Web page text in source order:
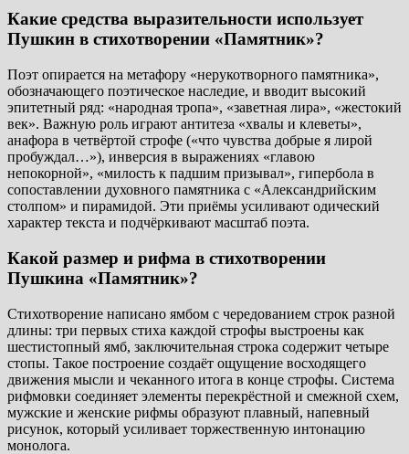
Какие средства выразительности использует
Пушкин в стихотворении «Памятник»?
Поэт опирается на метафору «нерукотворного памятника»,
обозначающего поэтическое наследие, и вводит высокий
эпитетный ряд: «народная тропа», «заветная лира», «жестокий
век». Важную роль играют антитеза «хвалы и клеветы»,
анафора в четвёртой строфе («что чувства добрые я лирой
пробуждал…»), инверсия в выражениях «главою
непокорной», «милость к падшим призывал», гипербола в
сопоставлении духовного памятника с «Александрийским
столпом» и пирамидой. Эти приёмы усиливают одический
характер текста и подчёркивают масштаб поэта.
Какой размер и рифма в стихотворении
Пушкина «Памятник»?
Стихотворение написано ямбом с чередованием строк разной
длины: три первых стиха каждой строфы выстроены как
шестистопный ямб, заключительная строка содержит четыре
стопы. Такое построение создаёт ощущение восходящего
движения мысли и чеканного итога в конце строфы. Система
рифмовки соединяет элементы перекрёстной и смежной схем,
мужские и женские рифмы образуют плавный, напевный
рисунок, который усиливает торжественную интонацию
монолога.